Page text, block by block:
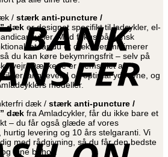
/ stærk anti-puncture /
dæk er designet specifikt til ladcykler, el-
Med fokus på dansk
får du et dæk, der minimerer
du kan køre bekymringsfrit – selv på
vejr. Dækkene er fremstillet af
lang levetid og optimal ydeevne, og
modeller.
dæk / stærk anti-puncture /
dæk fra Amladcykler, får du ikke bare et
– du får også glæde af vores
levering og 10 års stelgaranti. Vi
med rådgivning, så du får den bedste
dine behov.